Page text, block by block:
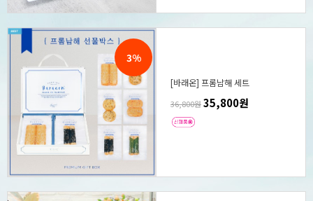
3%
[바래온] 프롬남해 세트
36,800원35,800원